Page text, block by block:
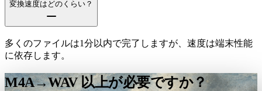
変換速度はどのくらい？
多くのファイルは1分以内で完了しますが、速度は端末性能
に依存します。
M4A→WAV 以上が必要ですか？